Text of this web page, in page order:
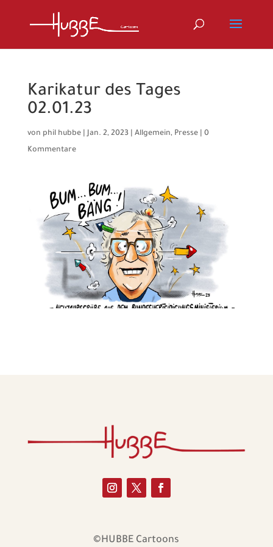
Karikatur des Tages
02.01.23
von phil hubbe|Jan. 2, 2023| Allgemein, Presse| 0
Kommentare
©HUBBE Cartoons